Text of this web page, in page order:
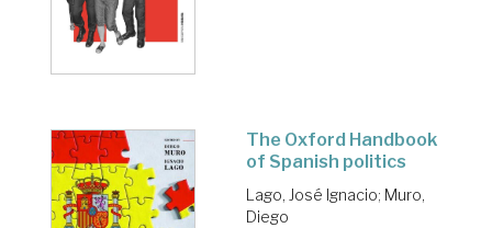
The Oxford Handbook
of Spanish politics
Lago, José Ignacio; Muro,
Diego